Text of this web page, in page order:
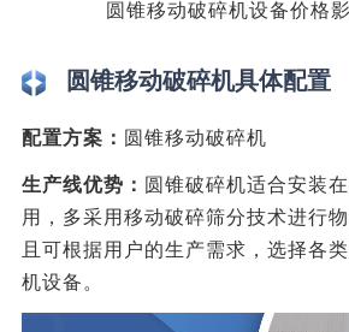
圆锥移动破碎机设备价格
圆锥移动破碎机具体配置
配置方案： 圆锥移动破碎机
生产线优势： 圆锥破碎机适合安装
用，多采用移动破碎筛分技术进行
且可根据用户的生产需求，选择各
机设备。